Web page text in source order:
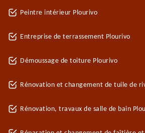
Peintre intérieur Plourivo
Entreprise de terrassement Plourivo
Démoussage de toiture Plourivo
Rénovation et changement de tuile de
Rénovation, travaux de salle de bain